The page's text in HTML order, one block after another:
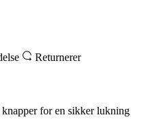
Returnerer
for en sikker lukning